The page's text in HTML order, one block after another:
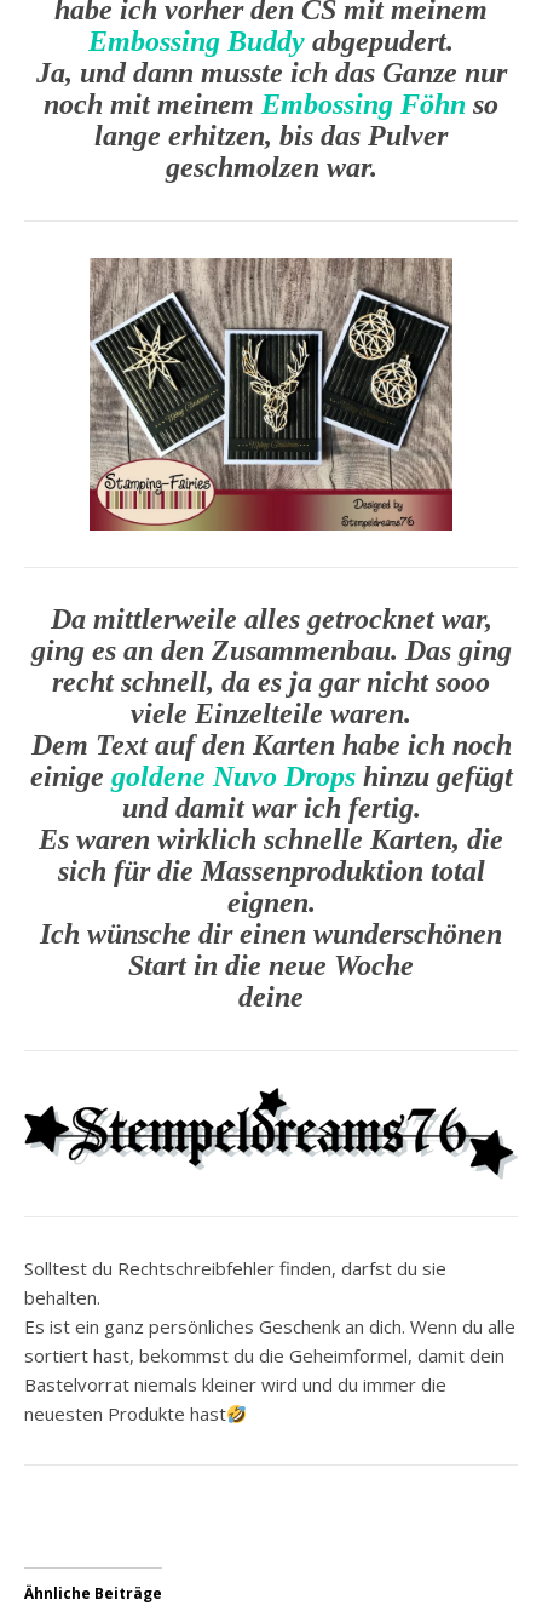
habe ich vorher den CS mit meinem
Embossing Buddy abgepudert.
Ja, und dann musste ich das Ganze nur
noch mit meinem Embossing Föhn so
lange erhitzen, bis das Pulver
geschmolzen war.
Da mittlerweile alles getrocknet war,
ging es an den Zusammenbau. Das ging
recht schnell, da es ja gar nicht sooo
viele Einzelteile waren.
Dem Text auf den Karten habe ich noch
einige goldene Nuvo Dropshinzu gefügt
und damit war ich fertig.
Es waren wirklich schnelle Karten, die
sich für die Massenproduktion total
eignen.
Ich wünsche dir einen wunderschönen
Start in die neue Woche
deine
Solltest du Rechtschreibfehler finden, darfst du sie
behalten.
Es ist ein ganz persönliches Geschenk an dich. Wenn du alle
sortiert hast, bekommst du die Geheimformel, damit dein
Bastelvorrat niemals kleiner wird und du immer die
neuesten Produkte hast
Ähnliche Beiträge